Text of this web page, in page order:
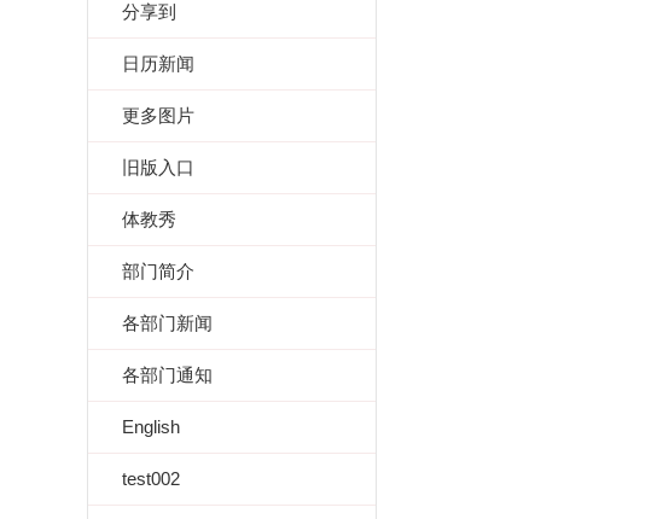
分享到
日历新闻
更多图片
旧版入口
体教秀
部门简介
各部门新闻
各部门通知
English
test002